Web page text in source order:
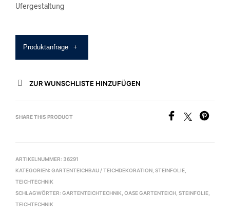
Ufergestaltung
Produktanfrage +
ZUR WUNSCHLISTE HINZUFÜGEN
SHARE THIS PRODUCT
ARTIKELNUMMER: 36291
KATEGORIEN: GARTENTEICHBAU / TEICHDEKORATION STEINFOLIE
TEICHTECHNIK
SCHLAGWÖRTER: GARTENTEICHTECHNIK OASE GARTENTEICH STEINFOLIE
TEICHTECHNIK